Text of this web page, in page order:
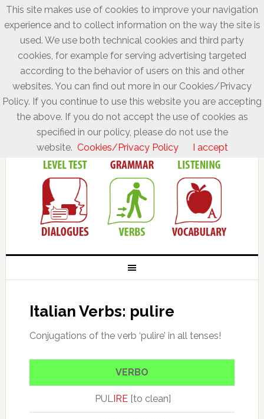
Italian Verbs: pulire
Conjugations of the verb ‘pulire’ in all tenses!
VERBO
PULIRE [to clean]
This site makes use of cookies to improve your navigation
experience and to collect information on the way the site is
used. We use both technical cookies and third party
cookies, for example for serving advertising targeted
according to the behavior of users on this and other
websites. You can find out more in our Cookies/Privacy
Policy. If you continue to use this website you are accepting
the above. If you do not accept the use of cookies as
specified in our policy, please do not use the
website. Cookies/Privacy Policy I accept